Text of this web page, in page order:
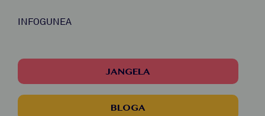
INFOGUNEA
JANGELA
BLOGA